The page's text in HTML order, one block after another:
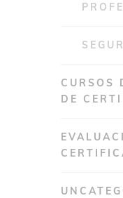
CURSOS
DE